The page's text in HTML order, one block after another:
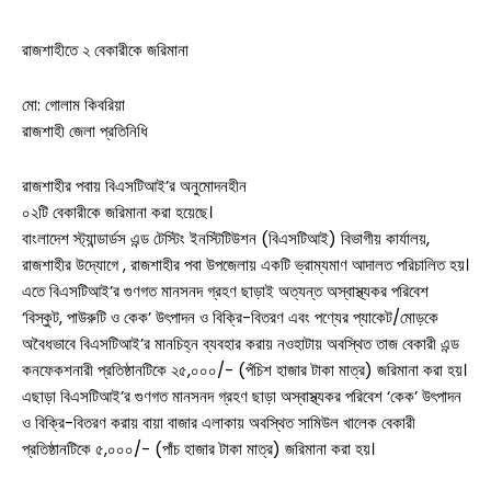
রাজশাহীতে ২ বেকারীকে জরিমানা
মো: গোলাম কিবরিয়া
রাজশাহী জেলা প্রতিনিধি
রাজশাহীর পবায় বিএসটিআই’র অনুমোদনহীন
০২টি বেকারীকে জরিমানা করা হয়েছে।
বাংলাদেশ স্ট্যান্ডার্ডস এন্ড টেস্টিং ইনস্টিটিউশন (বিএসটিআই) বিভাগীয় কার্যালয়,
রাজশাহীর উদ্যোগে , রাজশাহীর পবা উপজেলায় একটি ভ্রাম্যমাণ আদালত পরিচালিত হয়।
এতে বিএসটিআই’র গুণগত মানসনদ গ্রহণ ছাড়াই অত্যন্ত অস্বাস্থ্যকর পরিবেশ
‘বিস্কুট, পাউরুটি ও কেক’ উৎপাদন ও বিক্রি-বিতরণ এবং পণ্যের প্যাকেট/মোড়কে
অবৈধভাবে বিএসটিআই’র মানচিহ্ন ব্যবহার করায় নওহাটায় অবস্থিত তাজ বেকারী এন্ড
কনফেকশনারী প্রতিষ্ঠানটিকে ২৫,০০০/- (পঁচিশ হাজার টাকা মাত্র) জরিমানা করা হয়।
এছাড়া বিএসটিআই’র গুণগত মানসনদ গ্রহণ ছাড়া অস্বাস্থ্যকর পরিবেশ ‘কেক’ উৎপাদন
ও বিক্রি-বিতরণ করায় বায়া বাজার এলাকায় অবস্থিত সামিউল খালেক বেকারী
প্রতিষ্ঠানটিকে ৫,০০০/- (পাঁচ হাজার টাকা মাত্র) জরিমানা করা হয়।